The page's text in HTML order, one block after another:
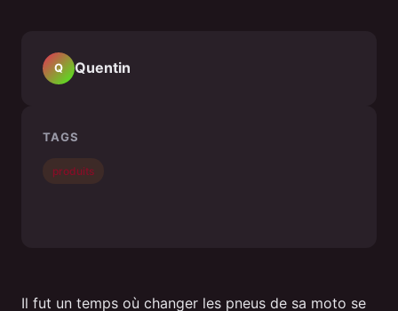
Il fut un temps où changer les pneus de sa moto se
Q Quentin
TAGS
produits